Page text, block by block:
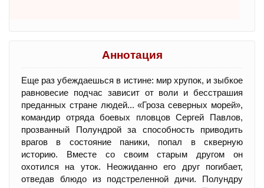
Аннотация
Еще раз убеждаешься в истине: мир хрупок, и зыбкое
равновесие подчас зависит от воли и бесстрашия
преданных стране людей... «Гроза северных морей»,
командир отряда боевых пловцов Сергей Павлов,
прозванный Полундрой за способность приводить
врагов в состояние паники, попал в скверную
историю. Вместе со своим старым другом он
охотился на уток. Неожиданно его друг погибает,
отведав блюдо из подстреленной дичи. Полундру